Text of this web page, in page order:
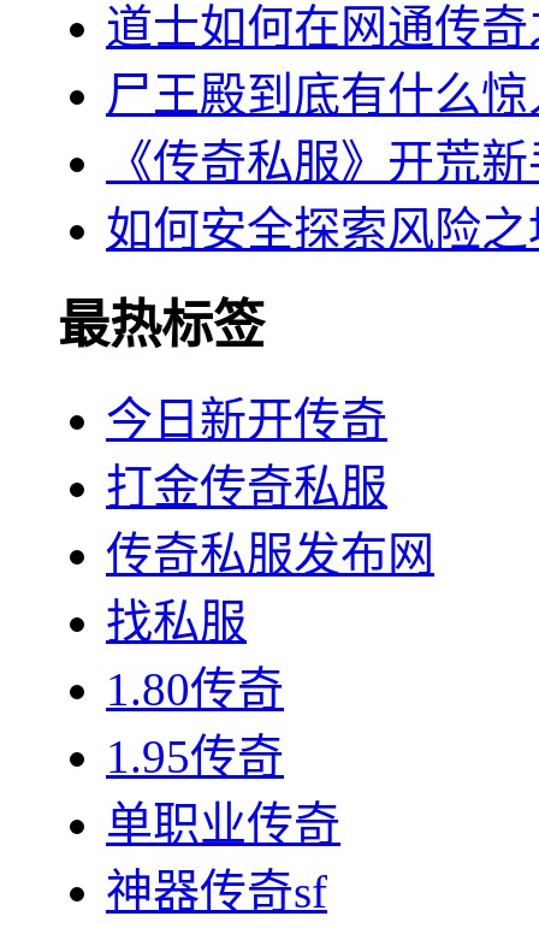
道士如何在网通传
尸王殿到底有什么
《传奇私服》开荒
如何安全探索风险
最热标签
今日新开传奇
打金传奇私服
传奇私服发布网
找私服
1.80传奇
1.95传奇
单职业传奇
神器传奇sf